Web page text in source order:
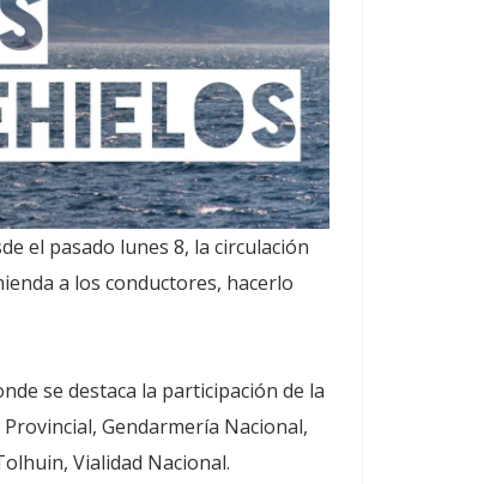
el pasado lunes 8, la circulación
a los conductores, hacerlo
se destaca la participación de la
Gendarmería Nacional,
Vialidad Nacional.